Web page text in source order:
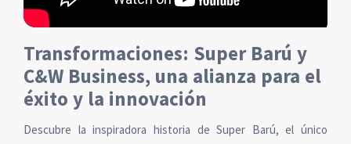
Transformaciones: Super Barú y
C&W Business, una alianza para el
éxito y la innovación
Descubre la inspiradora historia de Super Barú, el único